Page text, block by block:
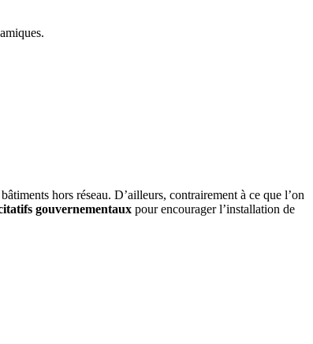
hors réseau. D’ailleurs, contrairement à ce que l’on
gouvernementaux pour encourager l’installation de